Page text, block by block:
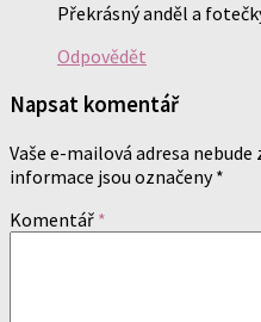
Překrásný anděl a
Odpovědět
Napsat komentář
Vaše e-mailová adresa nebude
informace jsou označeny*
Komentář *